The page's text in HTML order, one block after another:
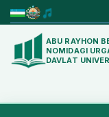
ABU RAYHON
NOMIDAGI
DAVLAT